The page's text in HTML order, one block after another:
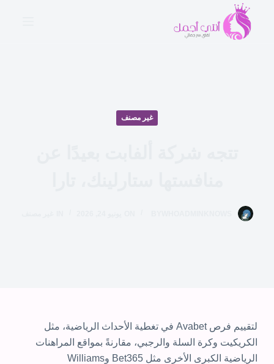
غير مصنف
لتقييم فرص Avabet في تغطية الأحداث الرياضية، مثل
الكريكيت وكرة السلة والرجبي، مقارنةً بمواقع المراهنات
الرياضية الكبرى الأخرى مثل Bet365 وWilliams